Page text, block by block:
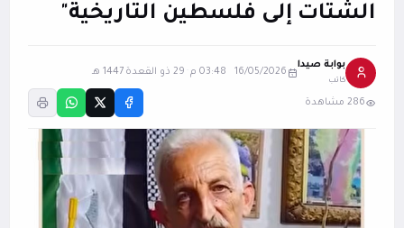
الشتات إلى فلسطين التاريخية"
بوابة صيدا
كاتب
16/05/2026 03:48 م 29 ذو القعدة 1447 هـ
286 مشاهدة